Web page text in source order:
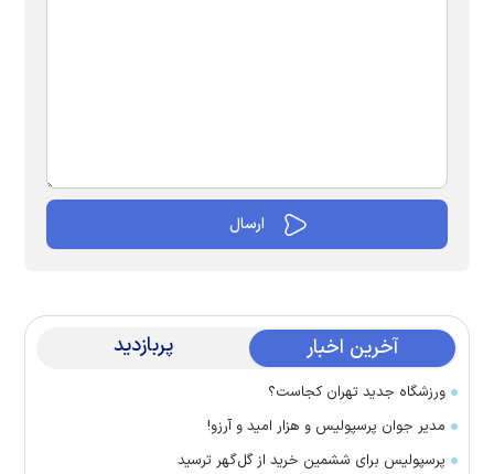
آخرین اخبار پربازدید
ورزشگاه جدید تهران کجاست؟
مدیر جوان پرسپولیس و هزار امید و آرزو!
پرسپولیس برای ششمین خرید از گل‌گهر ترسید